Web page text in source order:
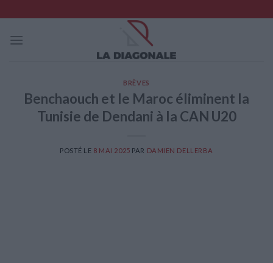
to
content
BRÈVES
Benchaouch et le Maroc éliminent la
Tunisie de Dendani à la CAN U20
POSTÉ LE 8 MAI 2025 PAR DAMIEN DELLERBA